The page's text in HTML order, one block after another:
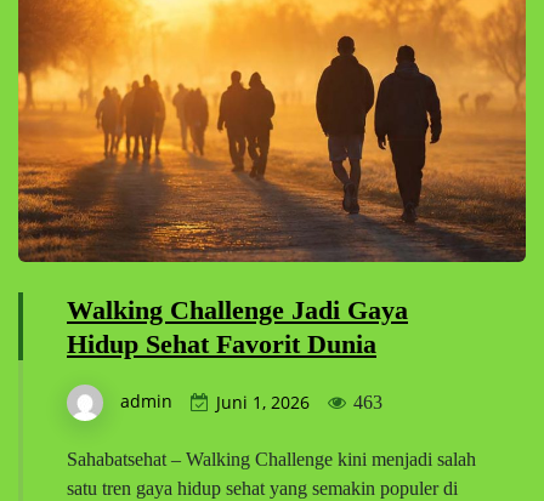
Walking Challenge Jadi Gaya
Hidup Sehat Favorit Dunia
admin Juni 1, 2026 463
Sahabatsehat – Walking Challenge kini menjadi salah
satu tren gaya hidup sehat yang semakin populer di